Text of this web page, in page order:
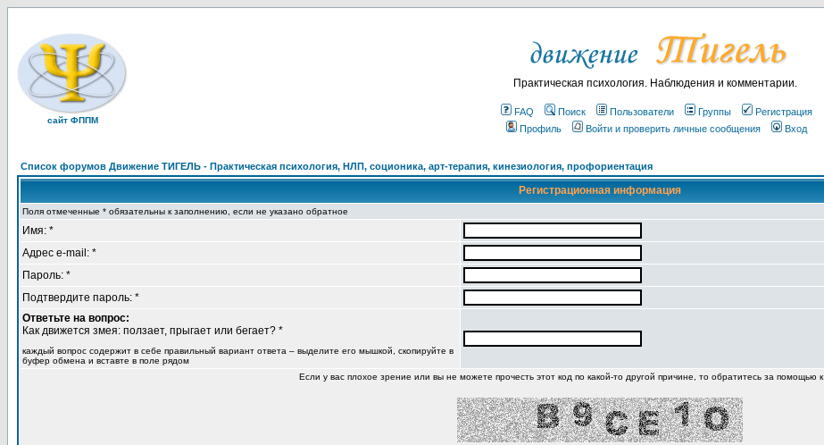
сайт ФППМ
Практическая психология. Наблюдения и комментарии.
FAQ Поиск Пользователи Группы
Регистрация
Профиль
Войти и проверить личные сообщения Вход
Список форумов Движение ТИГЕЛЬ - Практическая психология, НЛП, соционика, арт-терапия, кинезиология, профориентация
Регистрационная информация
Поля отмеченные * обязательны к заполнению, если не указано обратное
Имя: *
Адрес e-mail: *
Пароль: *
Подтвердите пароль: *
Ответьте на вопрос:
Как движется змея: ползает, прыгает или бегает? *
каждый вопрос содержит в себе правильный вариант ответа – выделите его мышкой, скопируйте в
буфер обмена и вставте в поле рядом
Если у вас плохое зрение или вы не можете прочесть этот код по какой-то другой причине, то обратитесь за помощью к